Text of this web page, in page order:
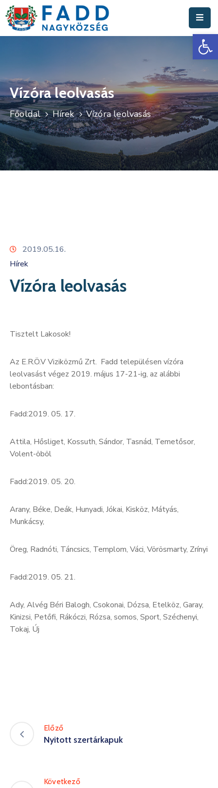
Polgármesteri
Hivatal
Fadd
Nagyközség
Turisztika
Választási
Vízóra leolvasás
Főoldal Hírek Vízóra leolvasás
2019.05.16.
Hírek
Vízóra leolvasás
Tisztelt Lakosok!
Az E.R.Ö.V Viziközmű Zrt. Fadd településen vízóra
leolvasást végez 2019. május 17-21-ig, az alábbi
lebontásban:
Fadd:2019. 05. 17.
Attila, Hősliget, Kossuth, Sándor, Tasnád, Temetősor,
Volent-öböl
Fadd:2019. 05. 20.
Arany, Béke, Deák, Hunyadi, Jókai, Kisköz, Mátyás,
Munkácsy,
Öreg, Radnóti, Táncsics, Templom, Váci, Vörösmarty, Zrínyi
Fadd:2019. 05. 21.
Ady, Alvég Béri Balogh, Csokonai, Dózsa, Etelköz, Garay,
Kinizsi, Petőfi, Rákóczi, Rózsa, somos, Sport, Széchenyi,
Tokaj, Új
Előző
Nyitott szertárkapuk
Következő